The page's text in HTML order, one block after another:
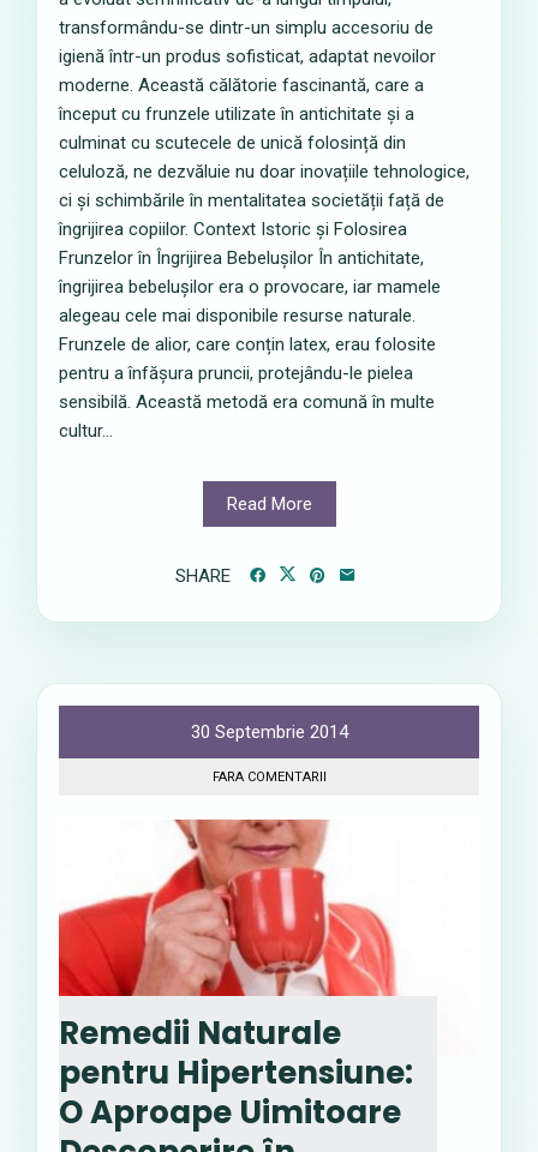
transformându-se dintr-un simplu accesoriu de
igienă într-un produs sofisticat, adaptat nevoilor
moderne. Această călătorie fascinantă, care a
început cu frunzele utilizate în antichitate și a
culminat cu scutecele de unică folosință din
celuloză, ne dezvăluie nu doar inovațiile tehnologice,
ci și schimbările în mentalitatea societății față de
îngrijirea copiilor. Context Istoric și Folosirea
Frunzelor în Îngrijirea Bebelușilor În antichitate,
îngrijirea bebelușilor era o provocare, iar mamele
alegeau cele mai disponibile resurse naturale.
Frunzele de alior, care conțin latex, erau folosite
pentru a înfășura pruncii, protejându-le pielea
sensibilă. Această metodă era comună în multe
cultur...
Read More
SHARE
30 Septembrie 2014
FARA COMENTARII
Remedii Naturale
pentru Hipertensiune:
O Aproape Uimitoare